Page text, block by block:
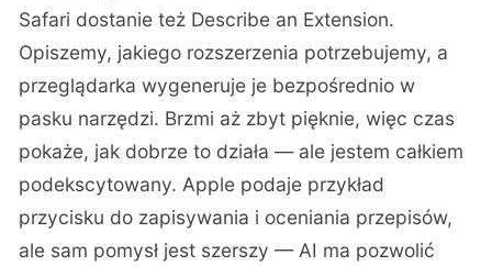
Safari dostanie też Describe an Extension.
Opiszemy, jakiego rozszerzenia potrzebujemy, a
przeglądarka wygeneruje je bezpośrednio w
pasku narzędzi. Brzmi aż zbyt pięknie, więc czas
pokaże, jak dobrze to działa — ale jestem całkiem
podekscytowany. Apple podaje przykład
przycisku do zapisywania i oceniania przepisów,
ale sam pomysł jest szerszy — AI ma pozwolić